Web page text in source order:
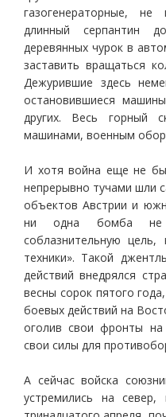
газогенераторные,
длинный серпантин
деревянных чурок в
заставить вращаться
Дежурившие здесь
остановившиеся
других. Весь горный
машинами, военным
И хотя война еще не
непрерывно тучами шли
объектов Австрии и
ни одна бомба не
соблазнительную
техники». Такой
действий внедрялся
весны сорок пятого
боевых действий на
оголив свои фронты на
свои силы для
А сейчас войска
устремились на